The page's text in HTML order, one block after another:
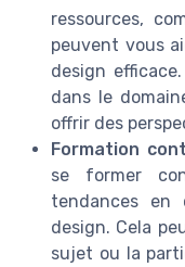
ressources,
peuvent vous
design
dans le
offrir des
Formation
se former
tendances en
design. Cela
sujet ou la